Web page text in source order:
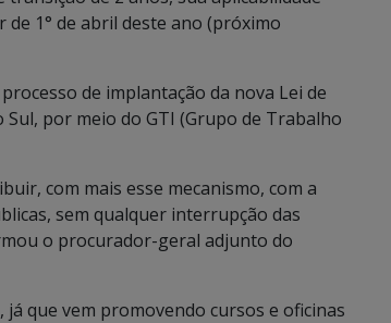
1° de abril deste ano (próximo
de implantação da nova Lei de
por meio do GTI (Grupo de Trabalho
com mais esse mecanismo, com a
sem qualquer interrupção das
o procurador-geral adjunto do
que vem promovendo cursos e oficinas